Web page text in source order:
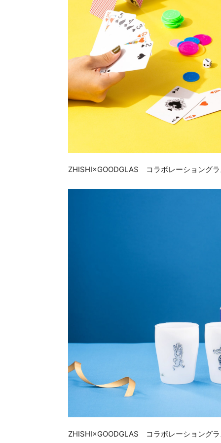
ZHISHI×GOODGLAS コラボレーショング
ZHISHI×GOODGLAS コラボレーショング